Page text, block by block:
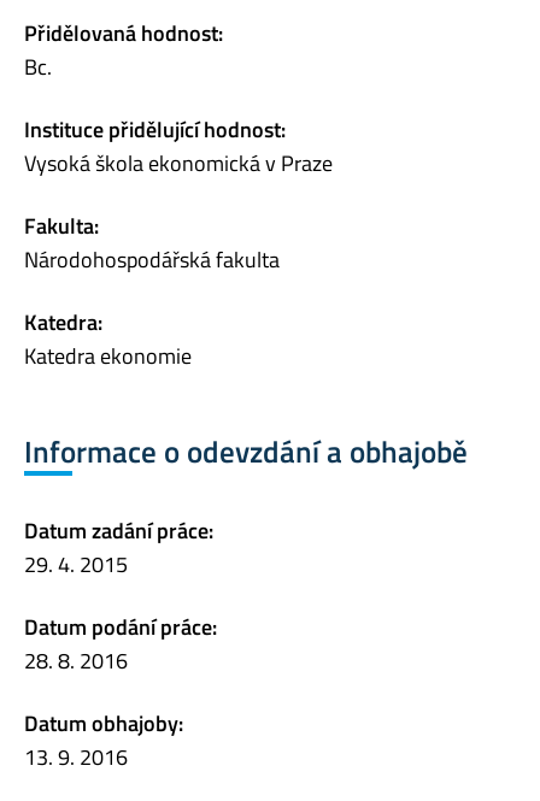
Přidělovaná hodnost:
Bc.
Instituce přidělující hodnost:
Vysoká škola ekonomická v Praze
Fakulta:
Národohospodářská fakulta
Katedra:
Katedra ekonomie
Informace o odevzdání a obhajobě
Datum zadání práce:
29. 4. 2015
Datum podání práce:
28. 8. 2016
Datum obhajoby:
13. 9. 2016